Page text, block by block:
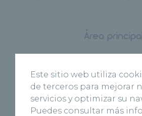
Área principal
Cálculo de lentes
Quirófano de cataratas y de
Este sitio web utiliza
de terceros para mejorar
servicios y optimizar su
Puedes consultar más